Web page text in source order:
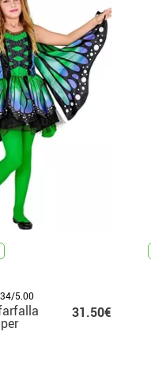
5.00
31.50€